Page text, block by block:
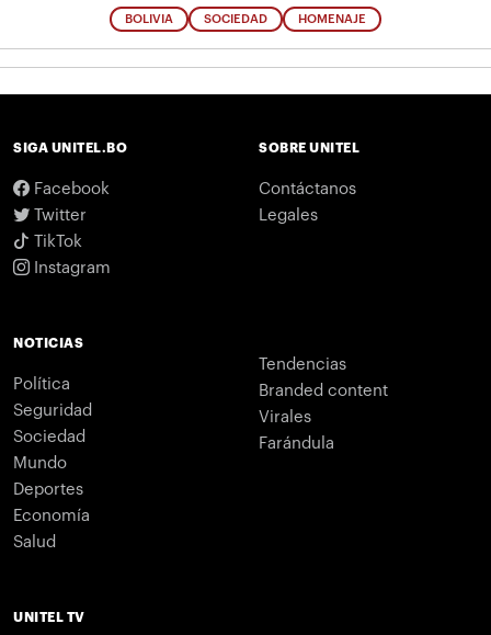
BOLIVIA SOCIEDAD HOMENAJE
SIGA UNITEL.BO
Facebook
Twitter
TikTok
Instagram
SOBRE UNITEL
Contáctanos
Legales
NOTICIAS
Política
Seguridad
Sociedad
Mundo
Deportes
Economía
Salud
Tendencias
Branded content
Virales
Farándula
UNITEL TV